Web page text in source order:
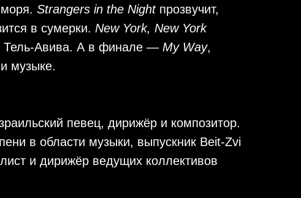
Strangers in the Night прозвучит,
в сумерки. New York, New York
Тель-Авива. А в финале — My Way,
музыке.
певец, дирижёр и композитор.
в области музыки, выпускник Beit-Zvi
и дирижёр ведущих коллективов